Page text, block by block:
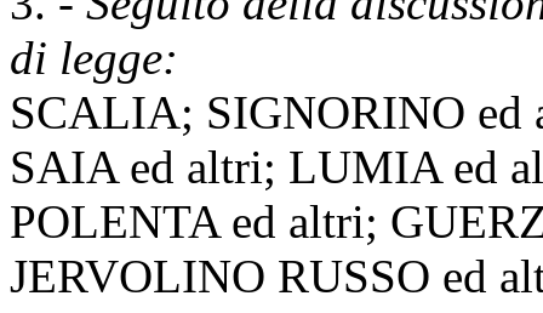
di legge:
SCALIA; SIGNORINO ed
SAIA ed altri; LUMIA ed
POLENTA ed altri;
JERVOLINO RUSSO ed